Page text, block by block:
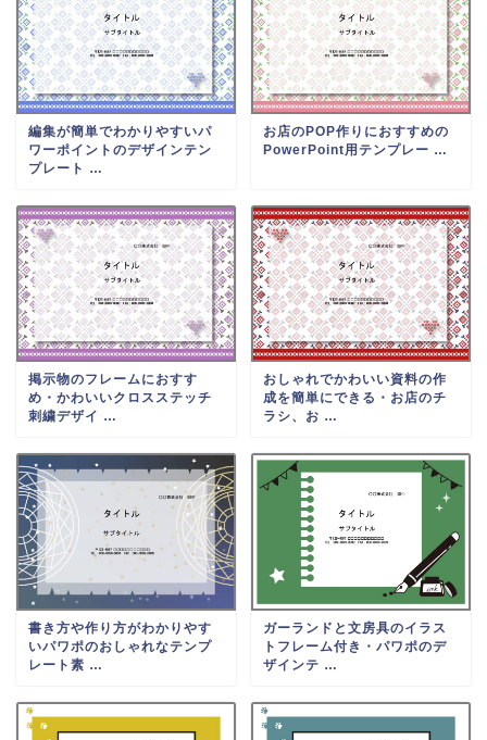
編集が簡単でわかりやすいパ
ワーポイントのデザインテン
プレート …
お店のPOP作りにおすすめの
PowerPoint用テンプレー …
掲示物のフレームにおすす
め・かわいいクロスステッチ
刺繍デザイ …
おしゃれでかわいい資料の作
成を簡単にできる・お店のチ
ラシ、お …
書き方や作り方がわかりやす
いパワポのおしゃれなテンプ
レート素 …
ガーランドと文房具のイラス
トフレーム付き・パワポのデ
ザインテ …